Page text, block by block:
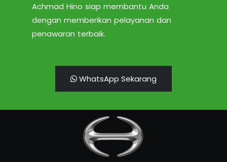
Achmad Hino siap membantu Anda
dengan memberikan pelayanan dan
penawaran terbaik.
WhatsApp Sekarang